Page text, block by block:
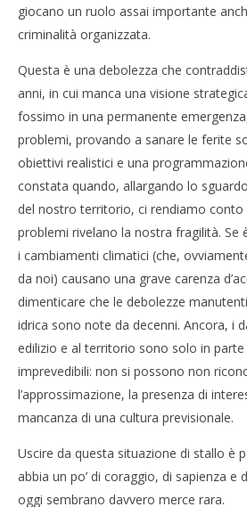
giocano un ruolo assai importante
criminalità organizzata.
Questa è una debolezza che
anni, in cui manca una visione
fossimo in una permanente
problemi, provando a sanare le ferite
obiettivi realistici e una
constata quando, allargando lo
del nostro territorio, ci rendiamo conto
problemi rivelano la nostra fragilità. Se
i cambiamenti climatici (che,
da noi) causano una grave carenza
dimenticare che le debolezze
idrica sono note da decenni. Ancora, i
edilizio e al territorio sono solo in
imprevedibili: non si possono non
l’approssimazione, la presenza di
mancanza di una cultura previsionale.
Uscire da questa situazione di stallo è
abbia un po’ di coraggio, di sapienza e
oggi sembrano davvero merce rara.